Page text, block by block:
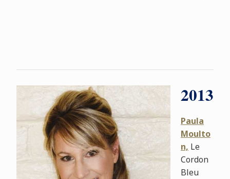
2013
Paula
Moulto
n, Le
Cordon
Bleu